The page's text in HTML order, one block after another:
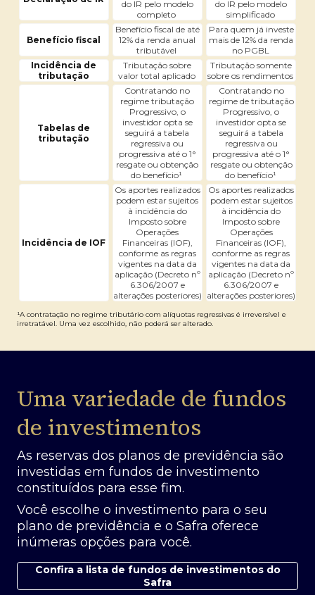
do IR pelo modelo
completo
do IR pelo modelo
simplificado
Benefício fiscal
Benefício fiscal de até
12% da renda anual
tributável
Para quem já investe
mais de 12% da renda
no PGBL
Incidência de
tributação
Tributação sobre
valor total aplicado
Tributação somente
sobre os rendimentos
Tabelas de
tributação
Contratando no
regime tributação
Progressivo, o
investidor opta se
seguirá a tabela
regressiva ou
progressiva até o 1°
resgate ou obtenção
do benefício¹
Contratando no
regime de tributação
Progressivo, o
investidor opta se
seguirá a tabela
regressiva ou
progressiva até o 1°
resgate ou obtenção
do benefício¹
Incidência de IOF
Os aportes realizados
podem estar sujeitos
à incidência do
Imposto sobre
Operações
Financeiras (IOF),
conforme as regras
vigentes na data da
aplicação (Decreto nº
6.306/2007 e
alterações posteriores)
Os aportes realizados
podem estar sujeitos
à incidência do
Imposto sobre
Operações
Financeiras (IOF),
conforme as regras
vigentes na data da
aplicação (Decreto nº
6.306/2007 e
alterações posteriores)
¹A contratação no regime tributário com alíquotas regressivas é irreversível e
irretratável. Uma vez escolhido, não poderá ser alterado.
Uma variedade de fundos
de investimentos
As reservas dos planos de previdência são
investidas em fundos de investimento
constituídos para esse fim.
Você escolhe o investimento para o seu
plano de previdência e o Safra oferece
inúmeras opções para você.
Confira a lista de fundos de investimentos do
Safra